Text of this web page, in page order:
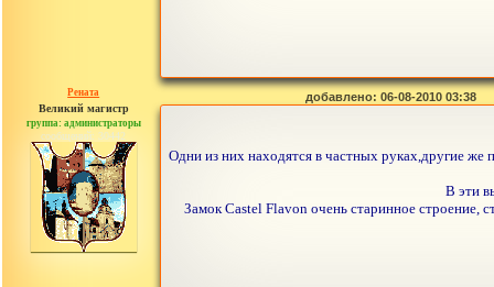
Рената
Великий магистр
группа: администраторы
сообщений: 30442
добавлено: 06-08-2010 03:38
Одни из них находятся в частных руках,другие же
В эти
Замок Castel Flavon очень старинное строение,